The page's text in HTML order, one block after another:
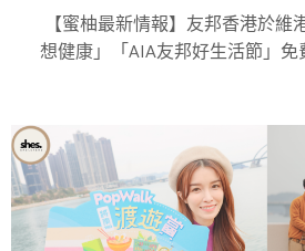
【蜜柚最新情報】友邦香港於
想健康」「AIA友邦好生活節」